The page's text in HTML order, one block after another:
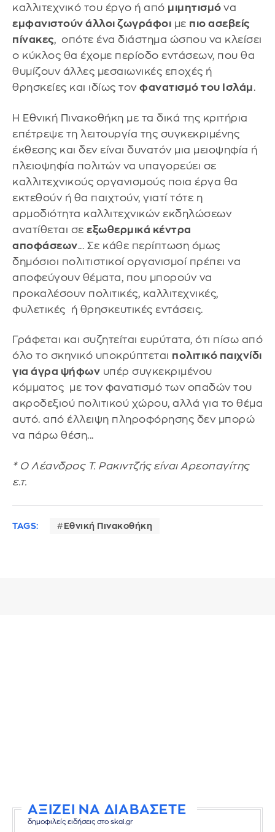
καλλιτεχνικό του έργο ή από μιμητισμό να
εμφανιστούν άλλοι ζωγράφοι με πιο ασεβείς
πίνακες, οπότε ένα διάστημα ώσπου να κλείσει
ο κύκλος θα έχομε περίοδο εντάσεων, που θα
θυμίζουν άλλες μεσαιωνικές εποχές ή
θρησκείες και ιδίως τον φανατισμό του Ισλάμ.
Η Εθνική Πινακοθήκη με τα δικά της κριτήρια
επέτρεψε τη λειτουργία της συγκεκριμένης
έκθεσης και δεν είναι δυνατόν μια μειοψηφία ή
πλειοψηφία πολιτών να υπαγορεύει σε
καλλιτεχνικούς οργανισμούς ποια έργα θα
εκτεθούν ή θα παιχτούν, γιατί τότε η
αρμοδιότητα καλλιτεχνικών εκδηλώσεων
ανατίθεται σε εξωθερμικά κέντρα
αποφάσεων... Σε κάθε περίπτωση όμως
δημόσιοι πολιτιστικοί οργανισμοί πρέπει να
αποφεύγουν θέματα, που μπορούν να
προκαλέσουν πολιτικές, καλλιτεχνικές,
φυλετικές ή θρησκευτικές εντάσεις.
Γράφεται και συζητείται ευρύτατα, ότι πίσω από
όλο το σκηνικό υποκρύπτεται πολιτικό παιχνίδι
για άγρα ψήφων υπέρ συγκεκριμένου
κόμματος με τον φανατισμό των οπαδών του
ακροδεξιού πολιτικού χώρου, αλλά για το θέμα
αυτό. από έλλειψη πληροφόρησης δεν μπορώ
να πάρω θέση...
* Ο Λέανδρος Τ. Ρακιντζής είναι Αρεοπαγίτης
ε.τ.
TAGS: Εθνική Πινακοθήκη
ΑΞΙΖΕΙ ΝΑ ΔΙΑΒΑΣΕΤΕ
δημοφιλείς ειδήσεις στο skai.gr